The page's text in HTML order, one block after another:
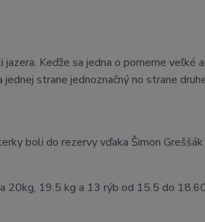
Keďže sa jedna o pomerne
strane jednoznačný no strane
boli do rezervy vďaka Šimon Greššák
20kg, 19.5 kg a 13 rýb od 15.5 do